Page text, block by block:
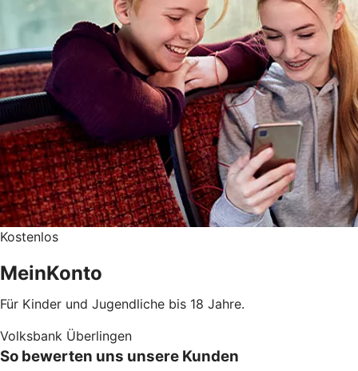
Kostenlos
MeinKonto
Für Kinder und Jugendliche bis 18 Jahre.
Volksbank Überlingen
So bewerten uns unsere Kunden